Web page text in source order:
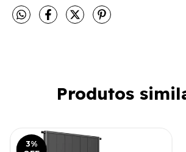
Produtos
3%